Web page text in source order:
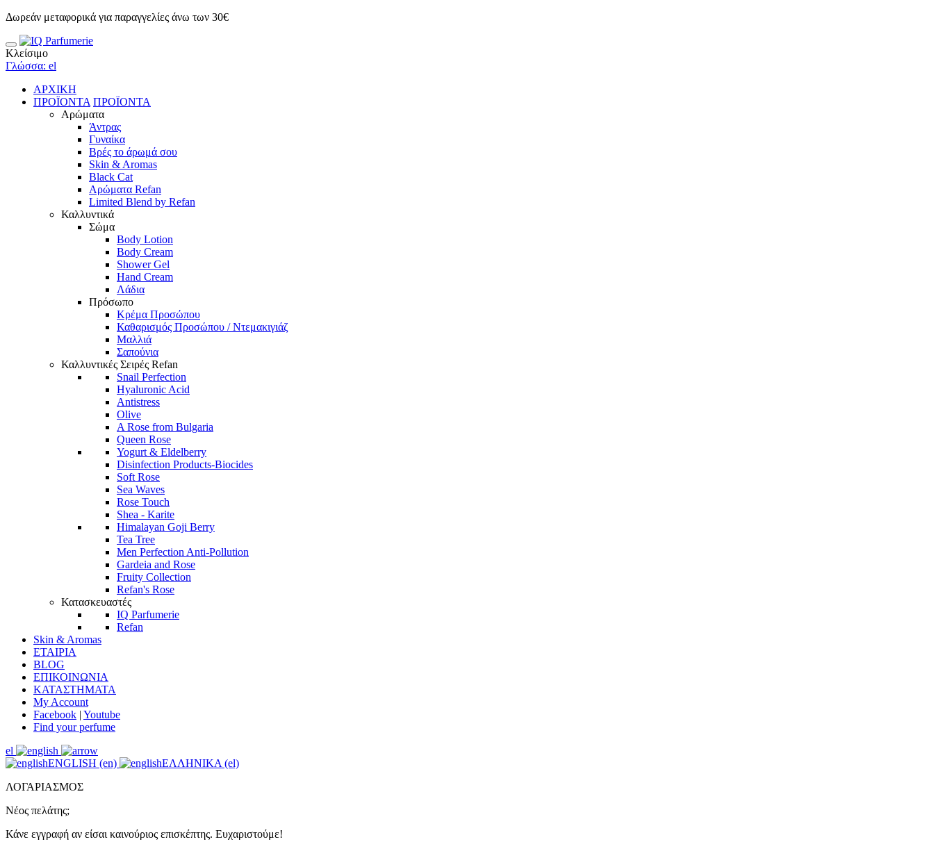
Δωρεάν μεταφορικά για παραγγελίες άνω των 30€
Κλείσιμο
Γλώσσα: el
ΑΡΧΙΚΗ
ΠΡΟΪΟΝΤΑ ΠΡΟΪΟΝΤΑ
Αρώματα
Άντρας
Γυναίκα
Βρές το άρωμά σου
Skin & Aromas
Black Cat
Αρώματα Refan
Limited Blend by Refan
Καλλυντικά
Σώμα
Body Lotion
Body Cream
Shower Gel
Hand Cream
Λάδια
Πρόσωπο
Κρέμα Προσώπου
Καθαρισμός Προσώπου / Ντεμακιγιάζ
Μαλλιά
Σαπούνια
Καλλυντικές Σειρές Refan
Snail Perfection
Hyaluronic Acid
Antistress
Olive
A Rose from Bulgaria
Queen Rose
Yogurt & Eldelberry
Disinfection Products-Biocides
Soft Rose
Sea Waves
Rose Touch
Shea - Karite
Himalayan Goji Berry
Tea Tree
Men Perfection Anti-Pollution
Gardeia and Rose
Fruity Collection
Refan's Rose
Κατασκευαστές
IQ Parfumerie
Refan
Skin & Aromas
ΕΤΑΙΡΙΑ
BLOG
ΕΠΙΚΟΙΝΩΝΙΑ
ΚΑΤΑΣΤΗΜΑΤΑ
My Account
Facebook | Youtube
Find your perfume
el
ENGLISH (en)
ΕΛΛΗΝΙΚΑ (el)
ΛΟΓΑΡΙΑΣΜΟΣ
Νέος πελάτης;
Κάνε εγγραφή αν είσαι καινούριος επισκέπτης. Ευχαριστούμε!